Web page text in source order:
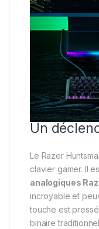
Un
Le Razer
clavier gamer. Il
analogiques
incroyable et
touche est
binaire